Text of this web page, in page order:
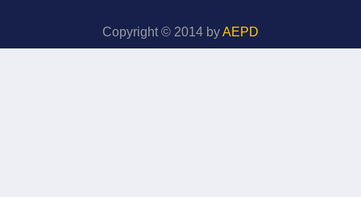
Copyright © 2014 byAEPD